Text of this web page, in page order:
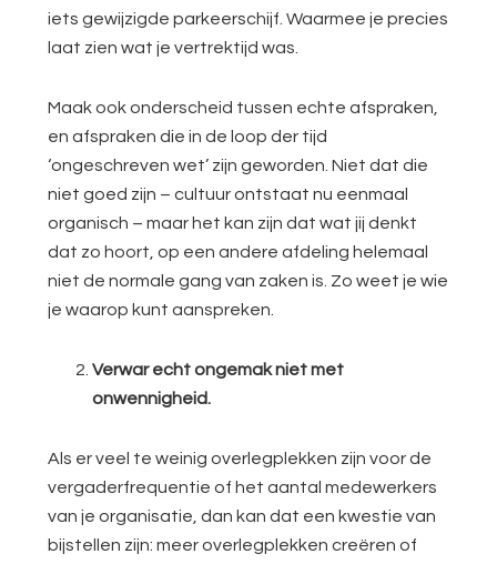
iets gewijzigde parkeerschijf. Waarmee je precies
laat zien wat je vertrektijd was.
Maak ook onderscheid tussen echte afspraken,
en afspraken die in de loop der tijd
‘ongeschreven wet’ zijn geworden. Niet dat die
niet goed zijn – cultuur ontstaat nu eenmaal
organisch – maar het kan zijn dat wat jij denkt
dat zo hoort, op een andere afdeling helemaal
niet de normale gang van zaken is. Zo weet je wie
je waarop kunt aanspreken.
Verwar echt ongemak niet met
onwennigheid.
Als er veel te weinig overlegplekken zijn voor de
vergaderfrequentie of het aantal medewerkers
van je organisatie, dan kan dat een kwestie van
bijstellen zijn: meer overlegplekken creëren of